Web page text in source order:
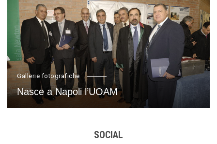
Gallerie fotografiche
Nasce a Napoli l’UOAM
SOCIAL